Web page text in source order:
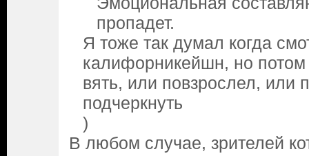
пропадет.
Я тоже так думал когда
калифорникейшн, но
вять, или повзрослел, или
подчеркнуть
)
В любом случае, зрителей